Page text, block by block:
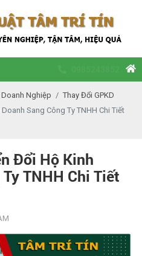
Nghiệp
Thay Đổi GPKD
Sang Công Ty TNHH Chi Tiết
Đổi Hộ Kinh
TNHH Chi Tiết